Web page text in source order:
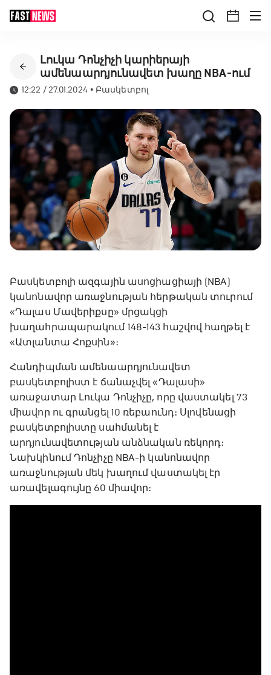
Լուկա Դոնչիչի կարիերայի
ամենաարդյունավետ խաղը NBA-ում
12:22 / 27.01.2024 • Բասկետբոլ
Բասկետբոլի ազգային ասոցիացիայի (NBA)
կանոնավոր առաջնության հերթական տուրում
«Դալաս Մավերիքսը» մրցակցի
խաղահրապարակում 148-143 հաշվով հաղթել է
«Ատլանտա Հոքսին»։
Հանդիպման ամենաարդյունավետ
բասկետբոլիստ է ճանաչվել «Դալասի»
առաջատար Լուկա Դոնչիչը, որը վաստակել 73
միավոր ու գրանցել 10 ռեբաունդ։ Սլովենացի
բասկետբոլիստը սահմանել է
արդյունավետության անձնական ռեկորդ։
Նախկինում Դոնչիչը NBA-ի կանոնավոր
առաջնության մեկ խաղում վաստակել էր
առավելագույնը 60 միավոր։